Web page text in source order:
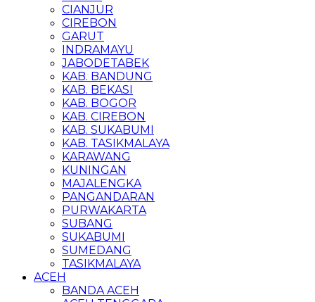
CIANJUR
CIREBON
GARUT
INDRAMAYU
JABODETABEK
KAB. BANDUNG
KAB. BEKASI
KAB. BOGOR
KAB. CIREBON
KAB. SUKABUMI
KAB. TASIKMALAYA
KARAWANG
KUNINGAN
MAJALENGKA
PANGANDARAN
PURWAKARTA
SUBANG
SUKABUMI
SUMEDANG
TASIKMALAYA
ACEH
BANDA ACEH